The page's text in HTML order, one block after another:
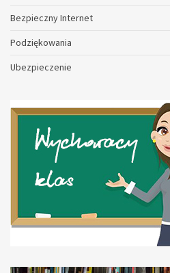
Bezpieczny Internet
Podziękowania
Ubezpieczenie